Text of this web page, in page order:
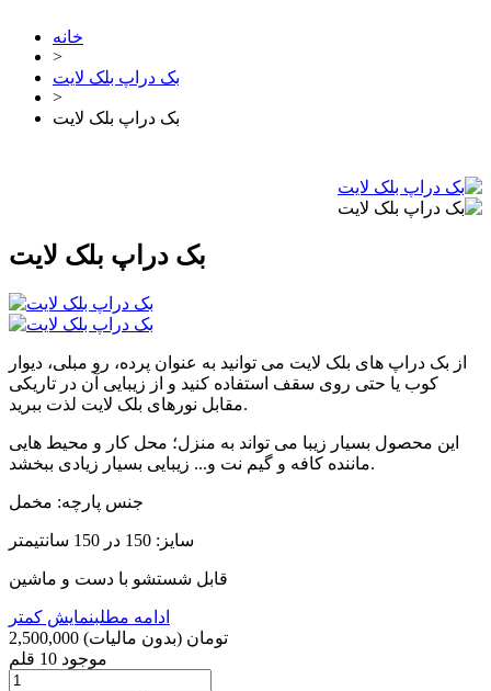
خانه
>
بک دراپ بلک لایت
>
بک دراپ بلک لایت
بک دراپ بلک لایت
از بک دراپ های بلک لایت می توانید به عنوان پرده، رو مبلی، دیوار
کوب یا حتی روی سقف استفاده کنید و از زیبایی آن در تاریکی
مقابل نورهای بلک لایت لذت ببرید.
این محصول بسیار زیبا می تواند به منزل؛ محل کار و محیط هایی
ماننده کافه و گیم نت و... زیبایی بسیار زیادی ببخشد.
جنس پارچه: مخمل
سایز: 150 در 150 سانتیمتر
قابل شستشو با دست و ماشین
ادامه مطلبنمایش کمتر
2,500,000 تومان (بدون مالیات)
موجود 10 قلم